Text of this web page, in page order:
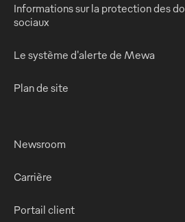
Informations sur la protection des
sociaux
Le système d'alerte de Mewa
Plan de site
Newsroom
Carrière
Portail client